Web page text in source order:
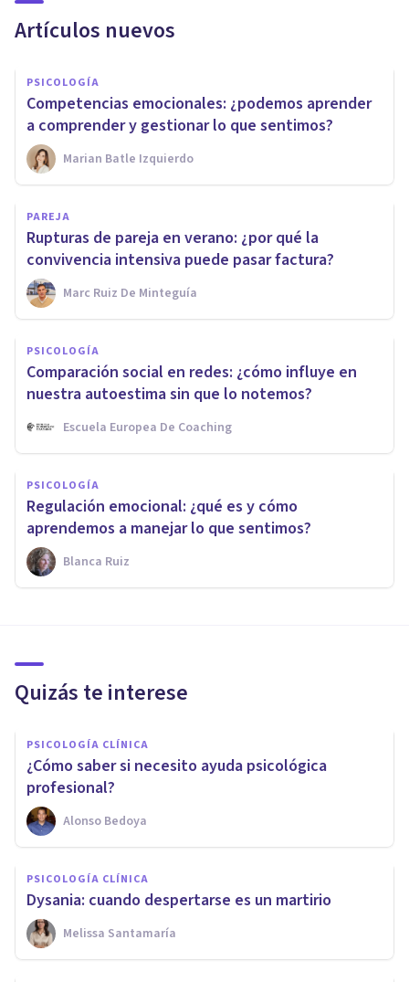
Artículos nuevos
PSICOLOGÍA
Competencias emocionales: ¿podemos aprender
a comprender y gestionar lo que sentimos?
Marian Batle Izquierdo
PAREJA
Rupturas de pareja en verano: ¿por qué la
convivencia intensiva puede pasar factura?
Marc Ruiz De Minteguía
PSICOLOGÍA
Comparación social en redes: ¿cómo influye en
nuestra autoestima sin que lo notemos?
Escuela Europea De Coaching
PSICOLOGÍA
Regulación emocional: ¿qué es y cómo
aprendemos a manejar lo que sentimos?
Blanca Ruiz
Quizás te interese
PSICOLOGÍA CLÍNICA
¿Cómo saber si necesito ayuda psicológica
profesional?
Alonso Bedoya
PSICOLOGÍA CLÍNICA
Dysania: cuando despertarse es un martirio
Melissa Santamaría